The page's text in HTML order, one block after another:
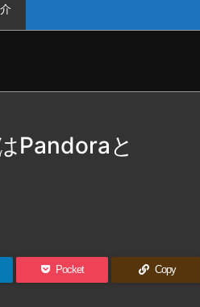
Pandoraと
Pocket Copy